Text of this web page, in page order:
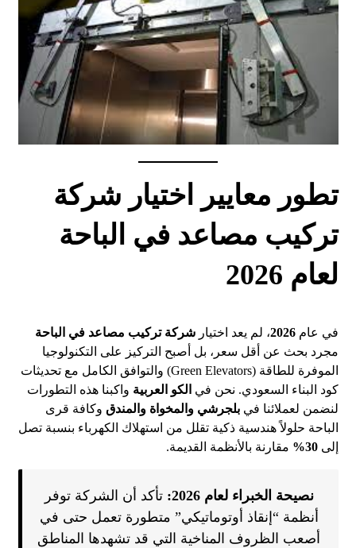
تطور معايير اختيار شركة
تركيب مصاعد في الباحة
لعام 2026
في عام2026، لم يعد اختيارشركة تركيب مصاعد في الباحة
مجرد بحث عن أقل سعر، بل أصبح التركيز على التكنولوجيا
الموفرة للطاقة (Green Elevators) والتوافق الكامل مع تحديثات
كود البناء السعودي. نحن في الكو العربية واكبنا هذه التطورات
لنضمن لعملائنا فيبلجرشي والمخواة والمندق وكافة قرى
الباحة حلولاً هندسية ذكية تقلل من استهلاك الكهرباء بنسبة تصل
إلى30% مقارنة بالأنظمة القديمة.
نصيحة الخبراء لعام 2026:
تأكد أن الشركة توفر
أنظمة “إنقاذ أوتوماتيكي” متطورة تعمل حتى في
أصعب الظروف المناخية التي قد تشهدها المناطق